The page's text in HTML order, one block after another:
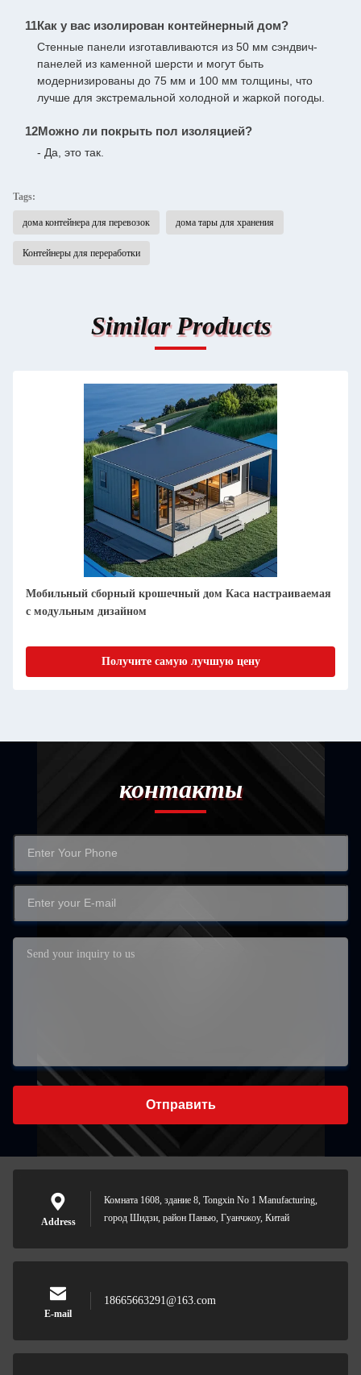
11Как у вас изолирован контейнерный дом?
Стенные панели изготавливаются из 50 мм сэндвич-
панелей из каменной шерсти и могут быть
модернизированы до 75 мм и 100 мм толщины, что
лучше для экстремальной холодной и жаркой погоды.
12Можно ли покрыть пол изоляцией?
- Да, это так.
Tags:
дома контейнера для перевозок дома тары для хранения
Контейнеры для переработки
Similar Products
Отсоединяемые дома с предварительно построенными
контейнерами высотой 20 футов, огнеупорные и
Получите самую лучшую цену
контакты
Отправить
Address
Комната 1608, здание 8, Tongxin No 1 Manufacturing,
город Шидзи, район Панью, Гуанчжоу, Китай
E-mail
18665663291@163.com